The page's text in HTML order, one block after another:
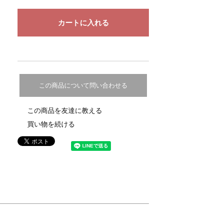
この商品について問い合わせる
この商品を友達に教える
買い物を続ける